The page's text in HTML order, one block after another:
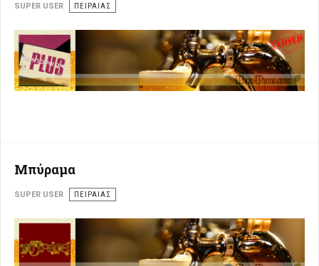
SUPER USER ΠΕΙΡΑΙΆΣ
Μπύραμα
SUPER USER ΠΕΙΡΑΙΆΣ